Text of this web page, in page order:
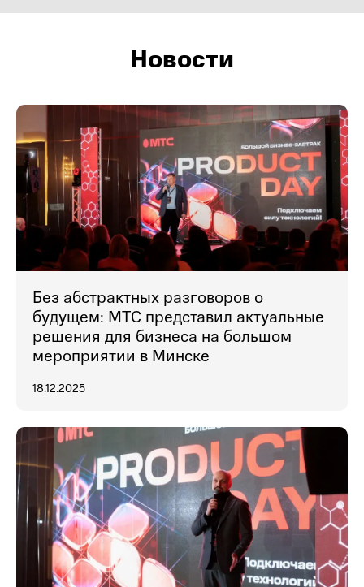
Новости
Без абстрактных разговоров о
будущем: МТС представил актуальные
решения для бизнеса на большом
мероприятии в Минске
18.12.2025